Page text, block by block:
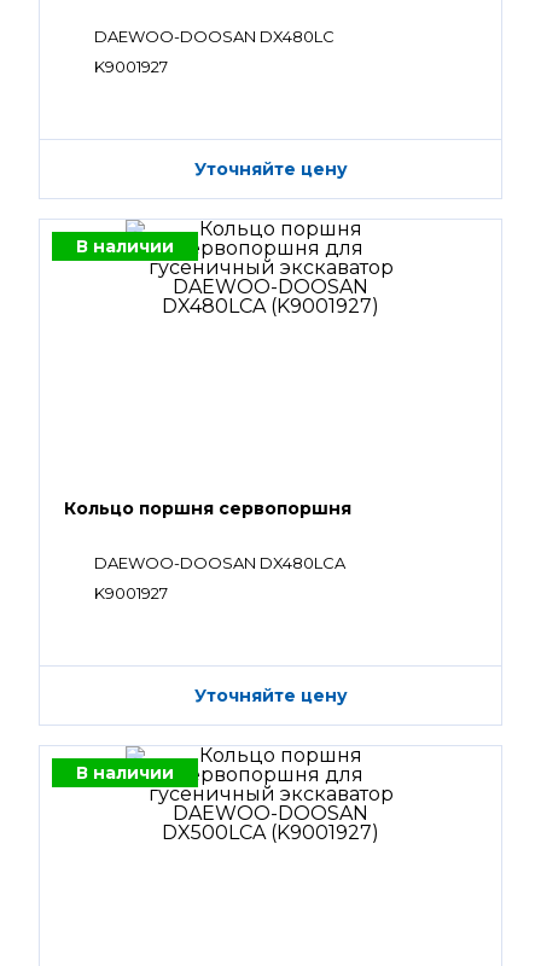
DAEWOO-DOOSAN DX480LC
K9001927
Уточняйте цену
В наличии
Кольцо поршня сервопоршня
DAEWOO-DOOSAN DX480LCA
K9001927
Уточняйте цену
В наличии